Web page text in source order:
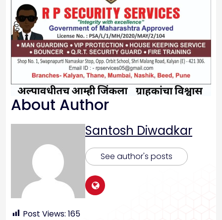
About Author
Santosh Diwadkar
See author's posts
Post Views: 165